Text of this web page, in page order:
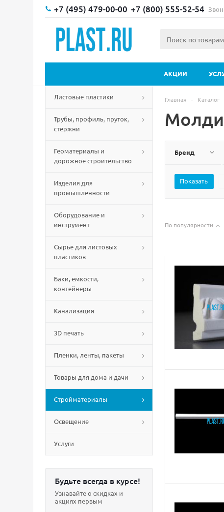
+7 (495) 479-00-00 +7 (800) 555-52-54
АКЦИИ
Листовые пластики
Трубы, профиль, пруток,
стержни
Геоматериалы и
дорожное строительство
Изделия для
промышленности
Оборудование и
инструмент
Сырье для листовых
пластиков
Баки, емкости,
контейнеры
Канализация
3D печать
Пленки, ленты, пакеты
Товары для дома и дачи
Стройматериалы
Освещение
Услуги
Будьте всегда в курсе!
Узнавайте о скидках и
акциях первым
Главная - Каталог
Бренд
По популярности